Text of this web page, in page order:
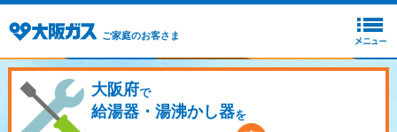
ご家庭のお客さま
大阪府で
給湯器・湯沸かし器を